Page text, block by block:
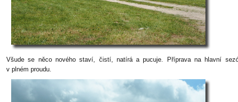
Všude se něco nového staví, čistí, natírá a pucuje. Příprava na hlavní
v plném proudu.